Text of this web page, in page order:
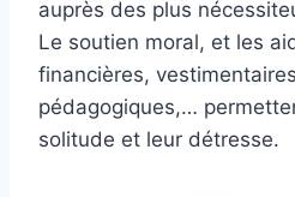
auprès des plus
Le soutien moral, et les
financières,
pédagogiques,…
solitude et leur détresse.